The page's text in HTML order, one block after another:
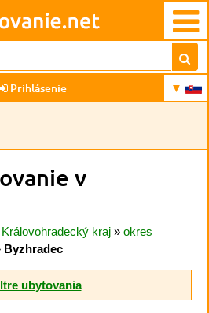
Prihlásenie
v
Královohradecký kraj » okres
Byzhradec
ubytovania